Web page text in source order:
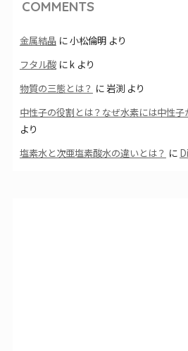
COMMENTS
金属結晶に小松倫明より
フタル酸にkより
物質の三態とは？ に岩渕より
中性子の役割とは？なぜ水素には中性子
より
塩素水と次亜塩素酸水の違いとは？ に